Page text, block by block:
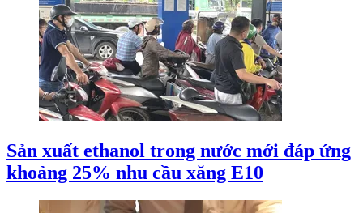
Sản xuất ethanol trong nước mới đáp ứng
khoảng 25% nhu cầu xăng E10